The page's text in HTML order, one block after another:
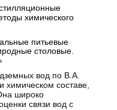
химического
питьевые
столовые.
вод по В.А.
химическом составе,
широко
связи вод с